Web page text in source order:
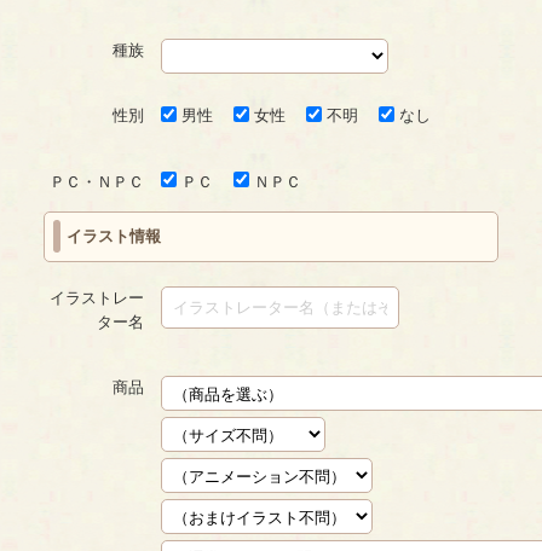
種族
性別 男性 女性 不明 なし
ＰＣ・ＮＰＣ ＰＣ ＮＰＣ
イラスト情報
イラストレー
ター名
商品